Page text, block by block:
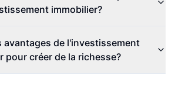
immobilier?
avantages de l'investissement
pour créer de la richesse?